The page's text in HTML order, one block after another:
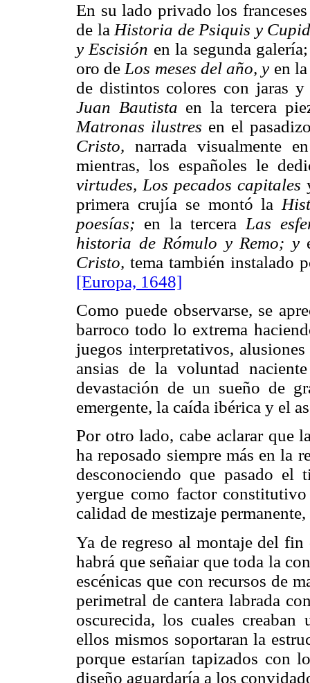
En su lado privado los
de la Historia de Psiquis y
y Escisión en la segunda
oro de Los meses del año, y en
de distintos colores con jaras
Juan Bautista en la tercera
Matronas ilustres en el
Cristo, narrada visualmente
mientras, los españoles le
virtudes, Los pecados capitales
primera crujía se montó la
poesías; en la tercera Las
historia de Rómulo y Remo; y
Cristo, tema también instalado
[Europa, 1648]
Como puede observarse, se
barroco todo lo extrema
juegos interpretativos,
ansias de la voluntad
devastación de un sueño de
emergente, la caída ibérica y el
Por otro lado, cabe aclarar que
ha reposado siempre más en la
desconociendo que pasado
yergue como factor
calidad de mestizaje
Ya de regreso al montaje del
habrá que señaiar que toda la
escénicas que con recursos de
perimetral de cantera labrada
oscurecida, los cuales creaban
ellos mismos soportaran la
porque estarían tapizados con
diseño aguardaría a los